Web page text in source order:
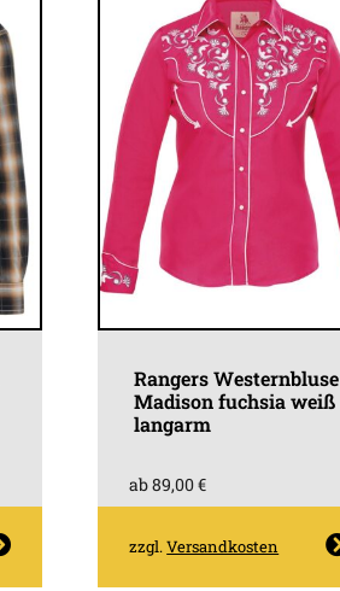
Rangers Westernbluse
Madison fuchsia weiß
langarm
ab89,00€
zzgl.Versandkosten
Dieses